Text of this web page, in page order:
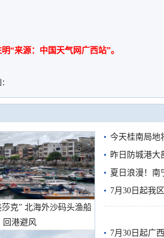
“来源：中国天气网广西站”。
克” 北海外沙码头渔船
回港避风
今天桂南局地
需继续防范
昨日防城港大
雨
夏日浪漫！南
7月30日起我
7月30日起广